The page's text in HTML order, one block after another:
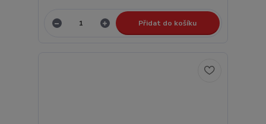
Přidat do košíku